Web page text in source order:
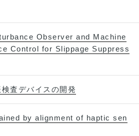
Observer and Machine
Control for Slippage Suppress
査デバイスの開発
by alignment of haptic sen